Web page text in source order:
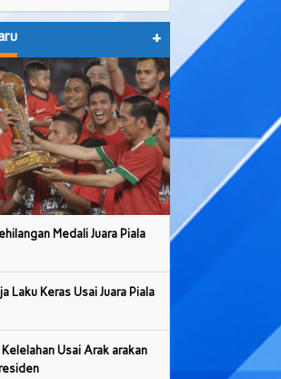
+
Medali Juara Piala
Laku Keras Usai Juara Piala
Usai Arak arakan